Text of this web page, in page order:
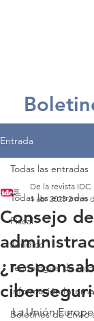
Entrada
Todas las entradas
Fiscal
Jurídico
Tecnologías de
Información Interna
Boletines de Envío
Todas las entradas
Consejo de
De la revista IDC
1 abr 2023 2 min
La Unión